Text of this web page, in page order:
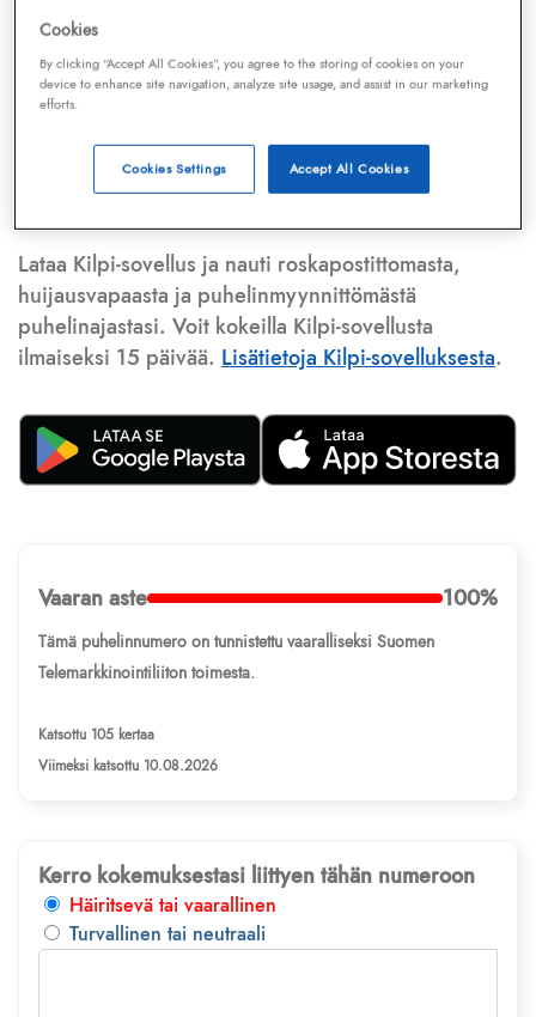
Telemarkkinointiliiton ja
puhelinmyyjienjatelemarkkinoijien numeroita.
Lisäksi tunnistamme automaattisesti, jos kyseessä on
puhelinhuijarin numero, sähköpostiosoitetai
huijausviesti. Tietokantaamme päivitetään jatkuvasti,
mikä varmistaa ajantasaisen suojan.
Lataa Kilpi-sovellus ja nauti roskapostittomasta,
huijausvapaasta ja puhelinmyynnittömästä
puhelinajastasi. Voit kokeilla Kilpi-sovellusta
ilmaiseksi 15 päivää. Lisätietoja Kilpi-sovelluksesta.
Vaaran aste 100%
Tämä puhelinnumero on tunnistettu vaaralliseksi Suomen
Telemarkkinointiliiton toimesta.
Katsottu 105 kertaa
Viimeksi katsottu 10.08.2026
Kerro kokemuksestasi liittyen tähän numeroon
Häiritsevä tai vaarallinen
Turvallinen tai neutraali
Cookies
By clicking “Accept All Cookies”, you agree to the storing of cookies on your
device to enhance site navigation, analyze site usage, and assist in our marketing
efforts.
Accept All Cookies
Cookies Settings